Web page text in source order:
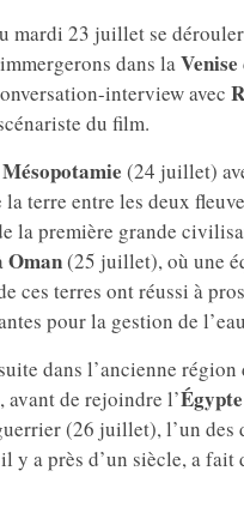
mardi 23 juillet se
dans laVenise
interview avec
du film.
Mésopotamie (24 juillet)
terre entre les deux
la première grande
Oman(25 juillet), où une
ces terres ont réussi à
pour la gestion de
dans l’ancienne région
avant de rejoindre l’Égypte
(26 juillet), l’un des
y a près d’un siècle, a